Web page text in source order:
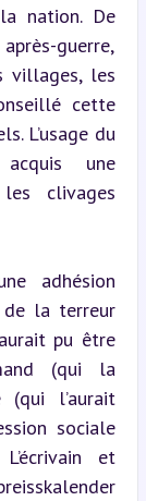
nation. De
guerre,
villages, les
cette
L’usage du
acquis une
les clivages
adhésion
la terreur
pu être
(qui la
l’aurait
sociale
et